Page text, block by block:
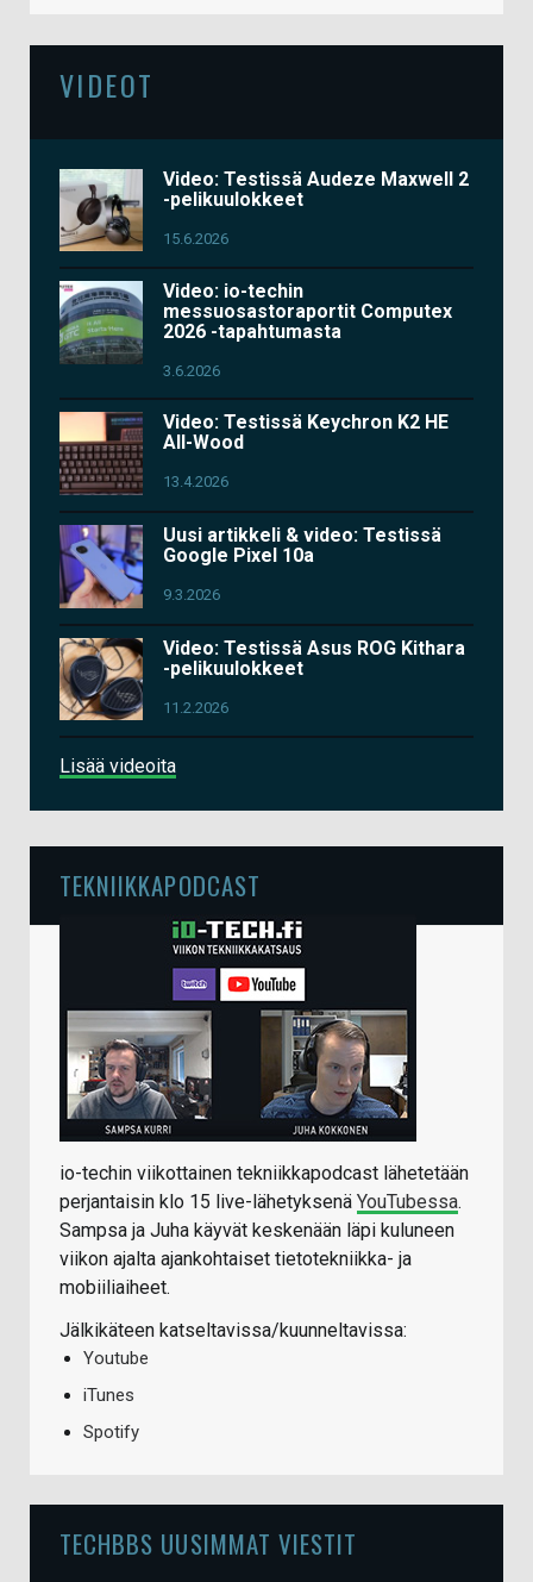
VIDEOT
Video: Testissä Audeze Maxwell 2
-pelikuulokkeet
15.6.2026
Video: io-techin
messuosastoraportit Computex
2026 -tapahtumasta
3.6.2026
Video: Testissä Keychron K2 HE
All-Wood
13.4.2026
Uusi artikkeli & video: Testissä
Google Pixel 10a
9.3.2026
Video: Testissä Asus ROG Kithara
-pelikuulokkeet
11.2.2026
Lisää videoita
TEKNIIKKAPODCAST
io-techin viikottainen tekniikkapodcast lähetetään
perjantaisin klo 15 live-lähetyksenä YouTubessa.
Sampsa ja Juha käyvät keskenään läpi kuluneen
viikon ajalta ajankohtaiset tietotekniikka- ja
mobiiliaiheet.
Jälkikäteen katseltavissa/kuunneltavissa:
Youtube
iTunes
Spotify
TECHBBS UUSIMMAT VIESTIT